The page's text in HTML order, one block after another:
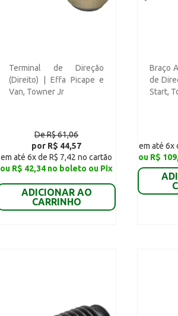
Terminal de Direção
(Direito) | Effa Picape e
Van, Towner Jr
De R$ 61,06
por R$ 44,57
em até 6x de R$ 7,42 no cartão
ou R$ 42,34 no boleto ou Pix
ADICIONAR AO
CARRINHO
Braço
de
Start,
em até 6x
ou R$